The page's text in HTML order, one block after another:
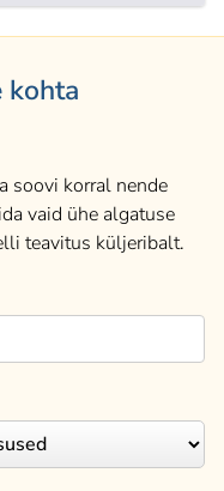
kohta
soovi korral nende
vaid ühe algatuse
teavitus küljeribalt.